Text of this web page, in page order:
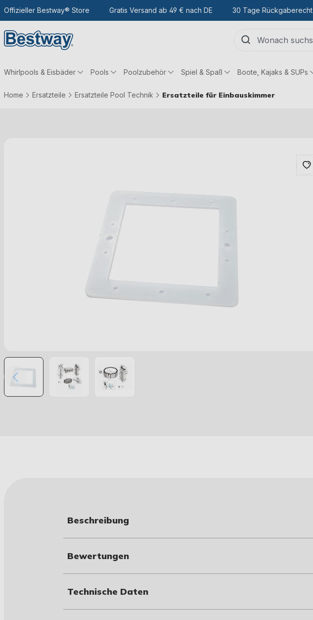
Hauptinhalt
Zur Suche
Zur Hauptnavigation
Offizieller Bestway® Store Gratis Versand ab 49 € nach DE 30 Tage Rückgaberecht
Whirlpools & Eisbäder Pools Poolzubehör Spiel & Spaß Boote, Kajaks & SUPs
Home Ersatzteile Ersatzteile Pool Technik Ersatzteile für Einbauskimmer
Beschreibung
Bewertungen
Technische Daten